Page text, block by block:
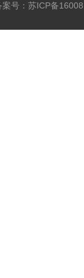
号： 苏ICP备